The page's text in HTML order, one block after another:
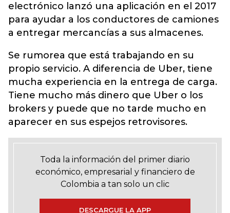
electrónico lanzó una aplicación en el 2017
para ayudar a los conductores de camiones
a entregar mercancías a sus almacenes.
Se rumorea que está trabajando en su
propio servicio. A diferencia de Uber, tiene
mucha experiencia en la entrega de carga.
Tiene mucho más dinero que Uber o los
brokers y puede que no tarde mucho en
aparecer en sus espejos retrovisores.
Toda la información del primer diario
económico, empresarial y financiero de
Colombia a tan solo un clic
DESCARGUE LA APP